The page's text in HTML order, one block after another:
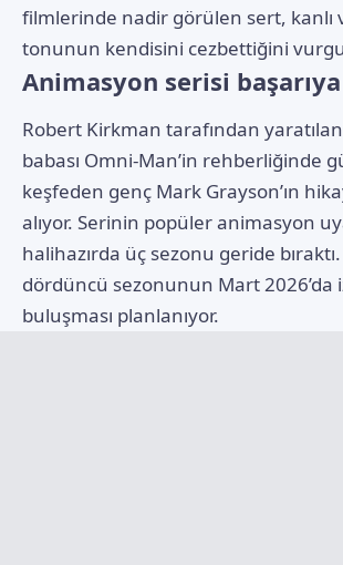
filmlerinde nadir görülen sert, kanlı
tonunun kendisini cezbettiğini
Animasyon serisi
Robert Kirkman tarafından
babası Omni-Man’in rehberliğinde
keşfeden genç Mark Grayson’ın
alıyor. Serinin popüler animasyon
halihazırda üç sezonu geride bıraktı.
dördüncü sezonunun Mart 2026’da
buluşması planlanıyor.